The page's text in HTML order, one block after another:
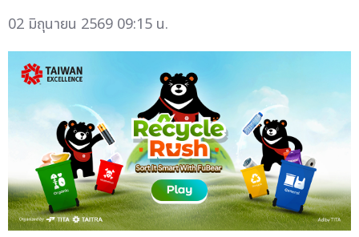
02 มิถุนายน 2569 09:15 น.